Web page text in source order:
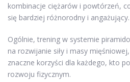
kombinacje ciężarów i powtórzeń,
się bardziej różnorodny i angażujący.
Ogólnie, trening w systemie
na rozwijanie siły i masy
znaczne korzyści dla każdego, kto
rozwoju fizycznym.